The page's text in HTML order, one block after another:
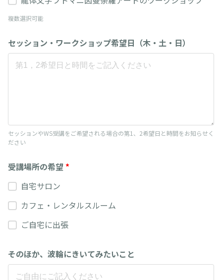
複数選択可能
セッション・ワークショップ希望日（木・土・日）
セッションやWS受講をご希望される場合の第1、2希望日と時間をお知らせく
ださい
受講場所の希望 *
自宅サロン
カフェ・レンタルスルーム
ご自宅に出張
そのほか、波輪にきいてみたいこと